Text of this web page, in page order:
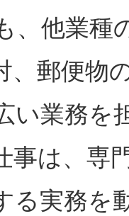
、他業種
、郵便物
い業務を
事は、専
る実務を